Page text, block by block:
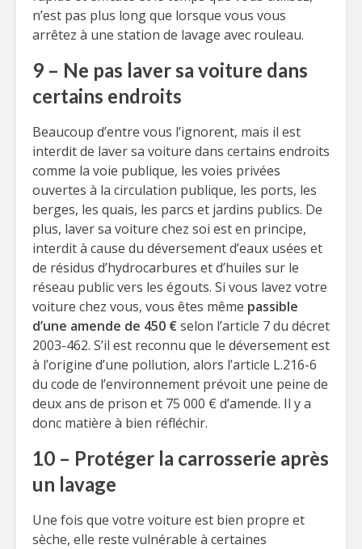
n’est pas plus long que lorsque vous vous
arrêtez à une station de lavage avec rouleau.
9 – Ne pas laver sa voiture dans
certains endroits
Beaucoup d’entre vous l’ignorent, mais il est
interdit de laver sa voiture dans certains endroits
comme la voie publique, les voies privées
ouvertes à la circulation publique, les ports, les
berges, les quais, les parcs et jardins publics. De
plus, laver sa voiture chez soi est en principe,
interdit à cause du déversement d’eaux usées et
de résidus d’hydrocarbures et d’huiles sur le
réseau public vers les égouts. Si vous lavez votre
voiture chez vous, vous êtes même passible
d’une amende de 450 €selon l’article 7 du décret
2003-462. S’il est reconnu que le déversement est
à l’origine d’une pollution, alors l’article L.216-6
du code de l’environnement prévoit une peine de
deux ans de prison et 75 000 € d’amende. Il y a
donc matière à bien réfléchir.
10 – Protéger la carrosserie après
un lavage
Une fois que votre voiture est bien propre et
sèche, elle reste vulnérable à certaines